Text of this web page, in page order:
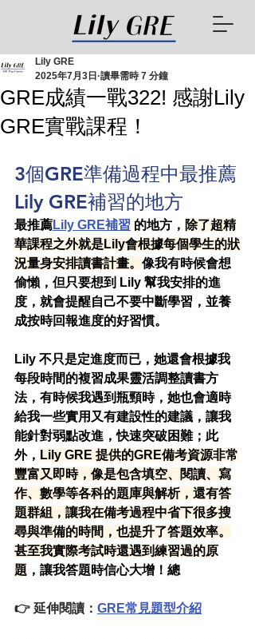
GRE成績一戰322! 感謝Lily
GRE實戰課程！
Lily GRE
2025年7月3日 讀畢需時 7 分鐘
3個GRE準備過程中最推薦
Lily GRE補習的地方
最推薦Lily GRE補習 的地方， 除了超精
華課程之外就是Lily會根據每個學生的狀
況量身安排讀書計畫。 像我有時候會想
偷懶，但只要想到 Lily 幫我安排的進
度，就會提醒自己不要中斷學習，並養
成按時回報進度的好習慣。
Lily 不只是定進度而已，她還會根據我
每段時間的複習成果靈活調整讀書方
法，有時候我遇到瓶頸時，她也會適時
給我一些實用又有建設性的建議，讓我
能針對弱點改進，快速突破困難；此
外， Lily GRE 提供的GRE備考資源非常
豐富又即時，像是包含填空、閱讀、寫
作、數學等各科的題庫與解析，還有答
題群組，讓我在備考過程中省下很多搜
尋與準備的時間，也提升了答題效率。
甚至我實際考試時還遇到練習過的原
題 ，讓我答題時信心大增！總
👉 延伸閱讀： GRE常見題型介紹